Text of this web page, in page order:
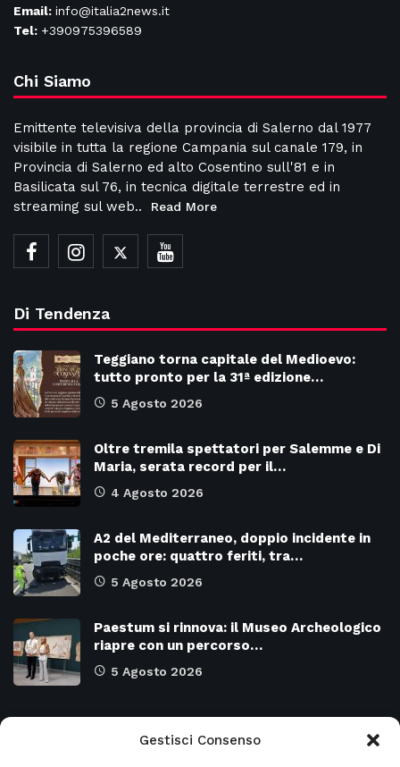
Gestisci Consenso
Email: info@italia2news.it
Tel: +390975396589
Chi Siamo
Emittente televisiva della provincia di Salerno dal 1977
visibile in tutta la regione Campania sul canale 179, in
Provincia di Salerno ed alto Cosentino sull'81 e in
Basilicata sul 76, in tecnica digitale terrestre ed in
streaming sul web..
Read More
Di Tendenza
Teggiano torna capitale del Medioevo:
tutto pronto per la 31ª edizione…
5 Agosto 2026
Oltre tremila spettatori per Salemme e Di
Maria, serata record per il…
4 Agosto 2026
A2 del Mediterraneo, doppio incidente in
poche ore: quattro feriti, tra…
5 Agosto 2026
Paestum si rinnova: il Museo Archeologico
riapre con un percorso…
5 Agosto 2026